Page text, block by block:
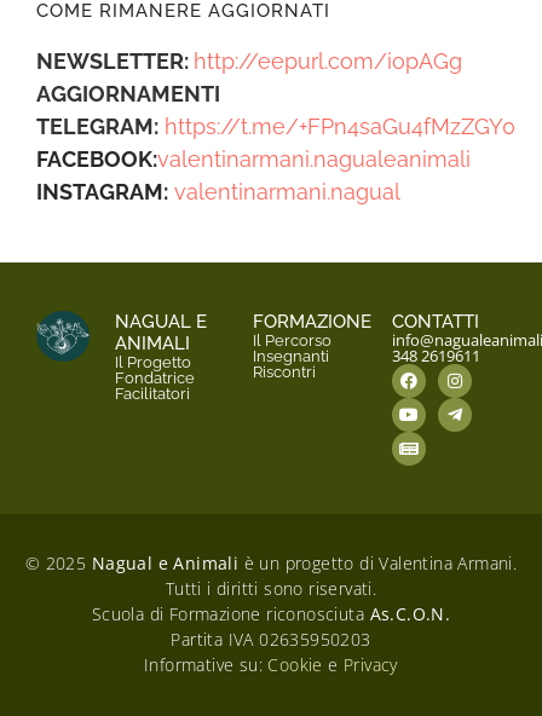
COME RIMANERE AGGIORNATI
NEWSLETTER: http://eepurl.com/iopAGg
AGGIORNAMENTI
TELEGRAM: https://t.me/+FPn4saGu4fMzZGY0
FACEBOOK:valentinarmani.nagualeanimali
INSTAGRAM: valentinarmani.nagual
NAGUAL E
ANIMALI
Il Progetto
Fondatrice
Facilitatori
FORMAZIONE
Il Percorso
Insegnanti
Riscontri
CONTATTI
348 2619611
© 2025 Nagual e Animali è un progetto di Valentina Armani.
Tutti i diritti sono riservati.
Scuola di Formazione riconosciuta As.C.O.N.
Partita IVA 02635950203
Informative su: Cookie e Privacy